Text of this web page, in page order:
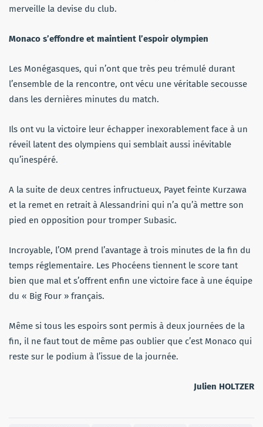
merveille la devise du club.
Monaco s’effondre et maintient l’espoir olympien
Les Monégasques, qui n’ont que très peu trémulé durant
l’ensemble de la rencontre, ont vécu une véritable secousse
dans les dernières minutes du match.
Ils ont vu la victoire leur échapper inexorablement face à un
réveil latent des olympiens qui semblait aussi inévitable
qu’inespéré.
A la suite de deux centres infructueux, Payet feinte Kurzawa
et la remet en retrait à Alessandrini qui n’a qu’à mettre son
pied en opposition pour tromper Subasic.
Incroyable, l’OM prend l’avantage à trois minutes de la fin du
temps réglementaire. Les Phocéens tiennent le score tant
bien que mal et s’offrent enfin une victoire face à une équipe
du « Big Four » français.
Même si tous les espoirs sont permis à deux journées de la
fin, il ne faut tout de même pas oublier que c’est Monaco qui
reste sur le podium à l’issue de la journée.
Julien HOLTZER